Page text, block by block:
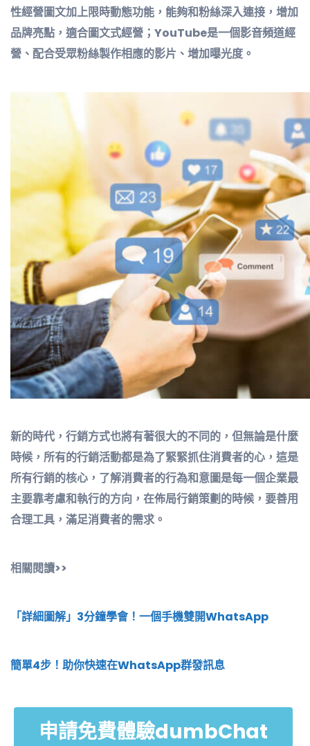
性經營圖文加上限時動態功能，能夠和粉絲深入連接，增加
品牌亮點，適合圖文式經營；YouTube是一個影音頻道經
營、配合受眾粉絲製作相應的影片、增加曝光度。
新的時代，行銷方式也將有著很大的不同的，但無論是什麼
時候，所有的行銷活動都是為了緊緊抓住消費者的心，這是
所有行銷的核心，了解消費者的行為和意圖是每一個企業最
主要靠考慮和執行的方向，在佈局行銷策劃的時候，要善用
合理工具，滿足消費者的需求。
相關閱讀>>
「詳細圖解」3分鐘學會！一個手機雙開WhatsApp
簡單4步！助你快速在WhatsApp群發訊息
申請免費體驗dumbChat